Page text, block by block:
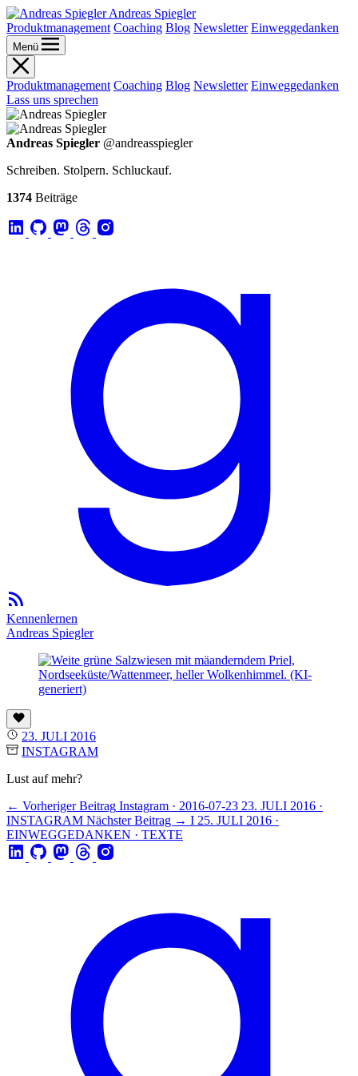
Andreas Spiegler
Produktmanagement Coaching Blog Newsletter Einweggedanken
Menü
Produktmanagement Coaching Blog Newsletter Einweggedanken
Lass uns sprechen
Andreas Spiegler @andreasspiegler
Schreiben. Stolpern. Schluckauf.
1374 Beiträge
Kennenlernen
Andreas Spiegler
23. JULI 2016
INSTAGRAM
Lust auf mehr?
← Vorheriger Beitrag Instagram · 2016-07-23 23. JULI 2016 ·
INSTAGRAM Nächster Beitrag → I 25. JULI 2016 ·
EINWEGGEDANKEN · TEXTE